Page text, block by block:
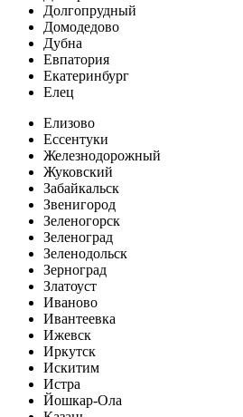
Долгопрудный
Домодедово
Дубна
Евпатория
Екатеринбург
Елец
Елизово
Ессентуки
Железнодорожный
Жуковский
Забайкальск
Звенигород
Зеленогорск
Зеленоград
Зеленодольск
Зерноград
Златоуст
Иваново
Ивантеевка
Ижевск
Иркутск
Искитим
Истра
Йошкар-Ола